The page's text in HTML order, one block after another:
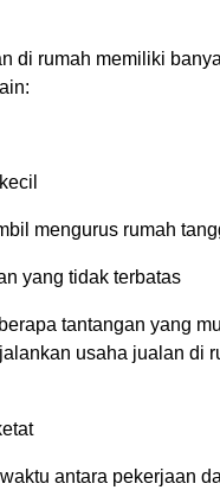
di rumah memiliki
mengurus rumah
yang tidak terbatas
tantangan yang
usaha jualan di
antara pekerjaan